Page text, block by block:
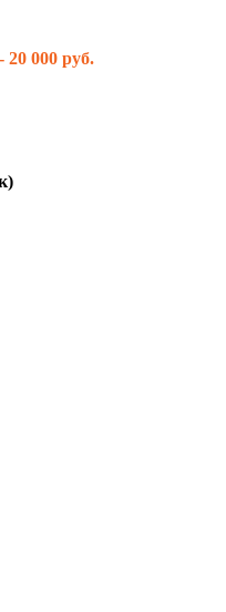
20 000 руб.
)